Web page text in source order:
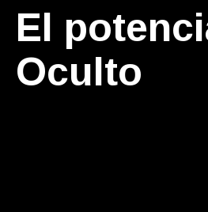
El
Oculto